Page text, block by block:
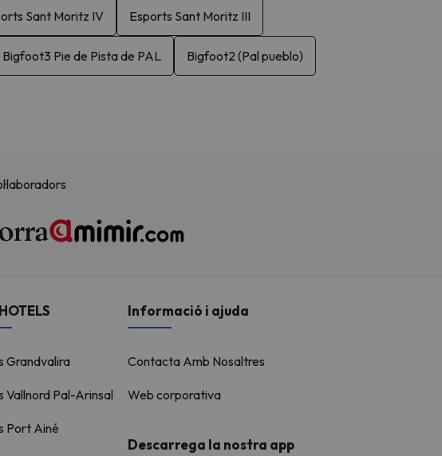
Sant Moritz IV Esports Sant Moritz III
Bigfoot3 Pie de Pista de PAL Bigfoot2 (Pal pueblo)
Grandvalira
Vallnord Pal-Arinsal
Port Ainé
Informació i ajuda
Contacta Amb Nosaltres
Web corporativa
Descarrega la nostra app